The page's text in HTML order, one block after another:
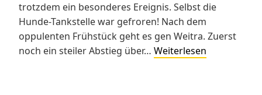
trotzdem ein besonderes Ereignis. Selbst die
Hunde-Tankstelle war gefroren! Nach dem
oppulenten Frühstück geht es gen Weitra. Zuerst
noch ein steiler Abstieg über… Weiterlesen